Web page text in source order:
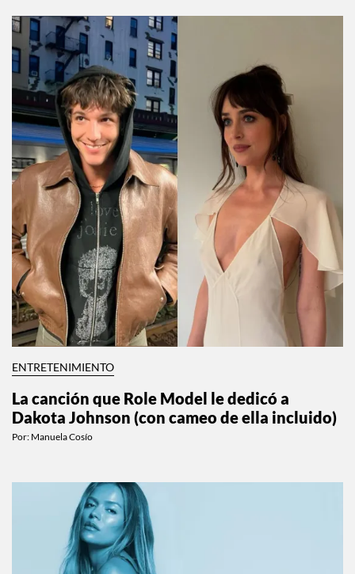
RECOMENDACIONES PARA TI
ENTRETENIMIENTO
Dakota Johnson (con cameo de ella incluido)
Manuela Cosío